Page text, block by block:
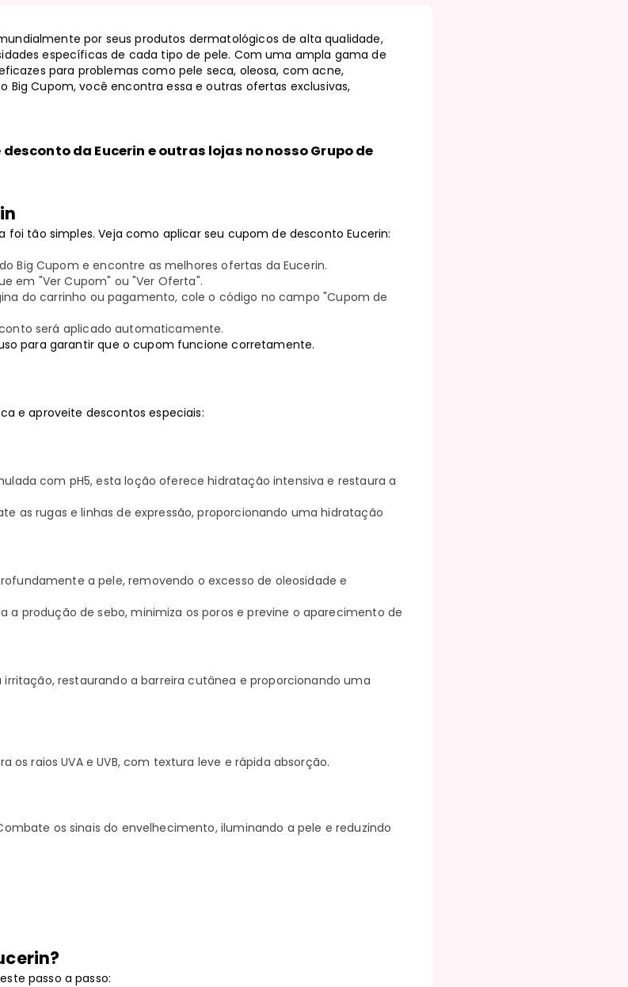
por seus produtos dermatológicos de alta qualidade,
específicas de cada tipo de pele. Com uma ampla gama de
para problemas como pele seca, oleosa, com acne,
Big Cupom, você encontra essa e outras ofertas exclusivas,
da Eucerin e outras lojas no nosso Grupo de
foi tão simples. Veja como aplicar seu cupom de desconto Eucerin:
Big Cupom e encontre as melhores ofertas da Eucerin.
em "Ver Cupom" ou "Ver Oferta".
do carrinho ou pagamento, cole o código no campo "Cupom de
será aplicado automaticamente.
para garantir que o cupom funcione corretamente.
e aproveite descontos especiais:
com pH5, esta loção oferece hidratação intensiva e restaura a
as rugas e linhas de expressão, proporcionando uma hidratação
a pele, removendo o excesso de oleosidade e
a produção de sebo, minimiza os poros e previne o aparecimento de
restaurando a barreira cutânea e proporcionando uma
os raios UVA e UVB, com textura leve e rápida absorção.
os sinais do envelhecimento, iluminando a pele e reduzindo
passo a passo: